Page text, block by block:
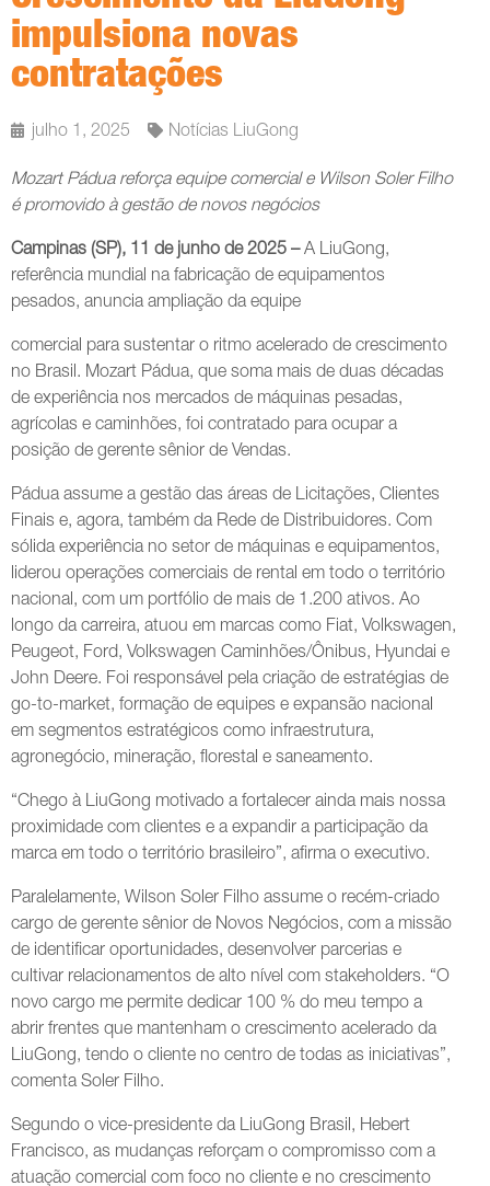
impulsiona novas
contratações
julho 1, 2025 Notícias LiuGong
Mozart Pádua reforça equipe comercial e Wilson Soler Filho
é promovido à gestão de novos negócios
Campinas (SP), 11 de junho de 2025 –A LiuGong,
referência mundial na fabricação de equipamentos
pesados, anuncia ampliação da equipe
comercial para sustentar o ritmo acelerado de crescimento
no Brasil. Mozart Pádua, que soma mais de duas décadas
de experiência nos mercados de máquinas pesadas,
agrícolas e caminhões, foi contratado para ocupar a
posição de gerente sênior de Vendas.
Pádua assume a gestão das áreas de Licitações, Clientes
Finais e, agora, também da Rede de Distribuidores. Com
sólida experiência no setor de máquinas e equipamentos,
liderou operações comerciais de rental em todo o território
nacional, com um portfólio de mais de 1.200 ativos. Ao
longo da carreira, atuou em marcas como Fiat, Volkswagen,
Peugeot, Ford, Volkswagen Caminhões/Ônibus, Hyundai e
John Deere. Foi responsável pela criação de estratégias de
go-to-market, formação de equipes e expansão nacional
em segmentos estratégicos como infraestrutura,
agronegócio, mineração, florestal e saneamento.
“Chego à LiuGong motivado a fortalecer ainda mais nossa
proximidade com clientes e a expandir a participação da
marca em todo o território brasileiro”, afirma o executivo.
Paralelamente, Wilson Soler Filho assume o recém-criado
cargo de gerente sênior de Novos Negócios, com a missão
de identificar oportunidades, desenvolver parcerias e
cultivar relacionamentos de alto nível com stakeholders. “O
novo cargo me permite dedicar 100 % do meu tempo a
abrir frentes que mantenham o crescimento acelerado da
LiuGong, tendo o cliente no centro de todas as iniciativas”,
comenta Soler Filho.
Segundo o vice-presidente da LiuGong Brasil, Hebert
Francisco, as mudanças reforçam o compromisso com a
atuação comercial com foco no cliente e no crescimento